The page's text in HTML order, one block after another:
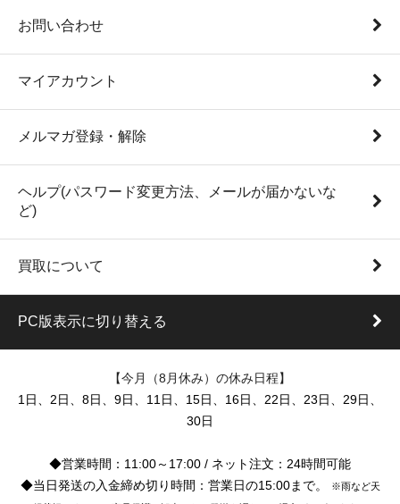
お問い合わせ
マイアカウント
メルマガ登録・解除
ヘルプ(パスワード変更方法、メールが届かないな
ど)
買取について
PC版表示に切り替える
【今月（8月休み）の休み日程】
1日、2日、8日、9日、11日、15日、16日、22日、23日、29日、
30日
◆営業時間：11:00～17:00 / ネット注文：24時間可能
◆当日発送の入金締め切り時間：営業日の15:00まで。
※雨など天